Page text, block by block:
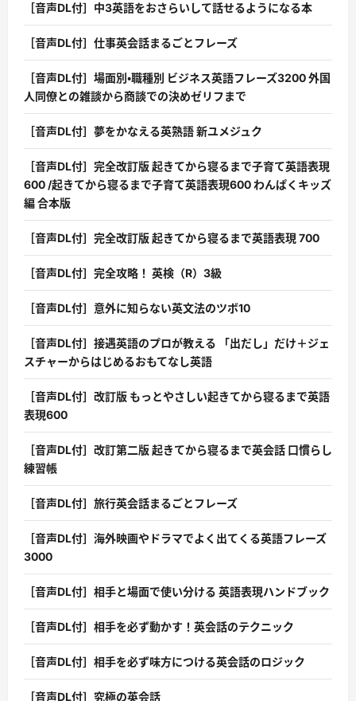
［音声DL付］中3英語をおさらいして話せるようになる本
［音声DL付］仕事英会話まるごとフレーズ
［音声DL付］場面別・職種別 ビジネス英語フレーズ3200 外国
人同僚との雑談から商談での決めゼリフまで
［音声DL付］夢をかなえる英熟語 新ユメジュク
［音声DL付］完全改訂版 起きてから寝るまで子育て英語表現
600 /起きてから寝るまで子育て英語表現600 わんぱくキッズ
編 合本版
［音声DL付］完全改訂版 起きてから寝るまで英語表現 700
［音声DL付］完全攻略！ 英検（R）3級
［音声DL付］意外に知らない英文法のツボ10
［音声DL付］接遇英語のプロが教える 「出だし」だけ＋ジェ
スチャーからはじめるおもてなし英語
［音声DL付］改訂版 もっとやさしい起きてから寝るまで英語
表現600
［音声DL付］改訂第二版 起きてから寝るまで英会話 口慣らし
練習帳
［音声DL付］旅行英会話まるごとフレーズ
［音声DL付］海外映画やドラマでよく出てくる英語フレーズ
3000
［音声DL付］相手と場面で使い分ける 英語表現ハンドブック
［音声DL付］相手を必ず動かす！英会話のテクニック
［音声DL付］相手を必ず味方につける英会話のロジック
［音声DL付］究極の英会話